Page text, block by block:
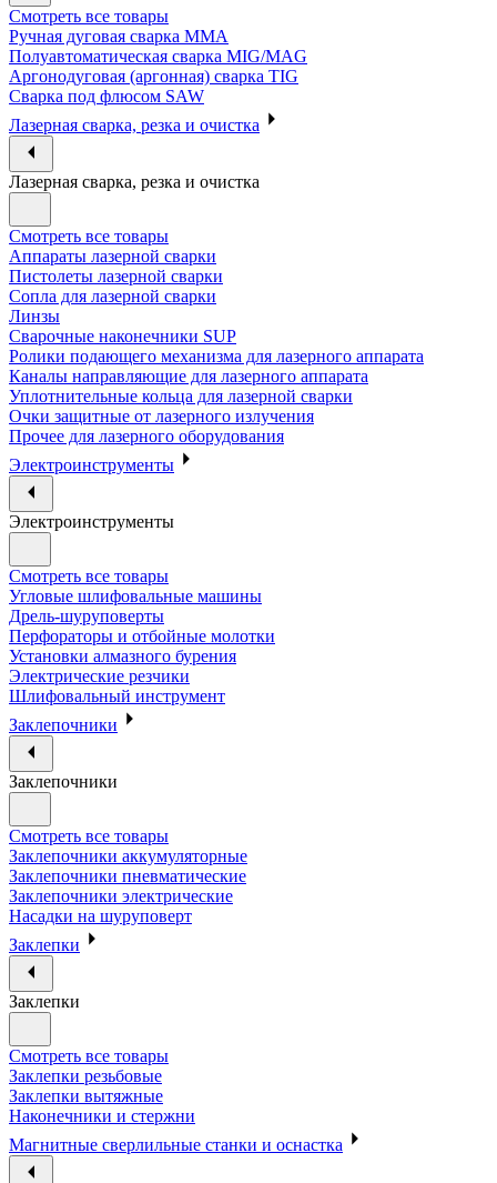
Смотреть все товары
Ручная дуговая сварка MMA
Полуавтоматическая сварка MIG/MAG
Аргонодуговая (аргонная) сварка TIG
Сварка под флюсом SAW
Лазерная сварка, резка и очистка
Лазерная сварка, резка и очистка
Смотреть все товары
Аппараты лазерной сварки
Пистолеты лазерной сварки
Сопла для лазерной сварки
Линзы
Сварочные наконечники SUP
Ролики подающего механизма для лазерного аппарата
Каналы направляющие для лазерного аппарата
Уплотнительные кольца для лазерной сварки
Очки защитные от лазерного излучения
Прочее для лазерного оборудования
Электроинструменты
Электроинструменты
Смотреть все товары
Угловые шлифовальные машины
Дрель-шуруповерты
Перфораторы и отбойные молотки
Установки алмазного бурения
Электрические резчики
Шлифовальный инструмент
Заклепочники
Заклепочники
Смотреть все товары
Заклепочники аккумуляторные
Заклепочники пневматические
Заклепочники электрические
Насадки на шуруповерт
Заклепки
Заклепки
Смотреть все товары
Заклепки резьбовые
Заклепки вытяжные
Наконечники и стержни
Магнитные сверлильные станки и оснастка